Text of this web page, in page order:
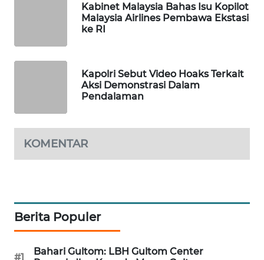
Kabinet Malaysia Bahas Isu Kopilot
Malaysia Airlines Pembawa Ekstasi
ke RI
Kapolri Sebut Video Hoaks Terkait
Aksi Demonstrasi Dalam
Pendalaman
KOMENTAR
Berita Populer
#1
Bahari Gultom: LBH Gultom Center
WAHANA
SELEB
OTOMOTIF
WAHANA
WISATA